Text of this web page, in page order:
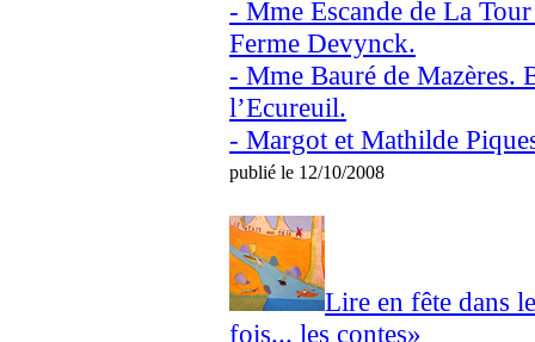
- Mme Escande de La
Ferme Devynck.
- Mme Bauré de Mazères.
l’Ecureuil.
- Margot et Mathilde
publié le 12/10/2008
Lire en fête dans
fois... les contes»